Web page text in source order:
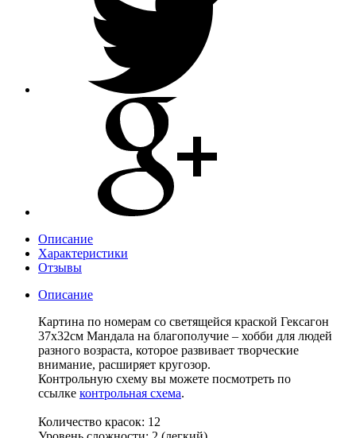
Описание
Характеристики
Отзывы
Описание
Картина по номерам со светящейся краской Гексагон
37х32см Мандала на благополучие – хобби для людей
разного возраста, которое развивает творческие
внимание, расширяет кругозор.
Контрольную схему вы можете посмотреть по
ссылке контрольная схема.
Количество красок: 12